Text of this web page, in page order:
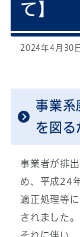
て】
2024年4月30日
事業系
を図る
事業者が排
め、平成24
適正処理等
されました。